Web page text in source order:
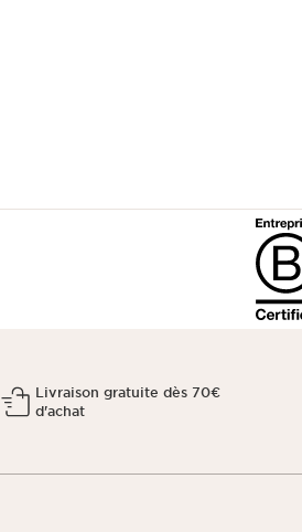
Livraison gratuite dès 70€
d'achat